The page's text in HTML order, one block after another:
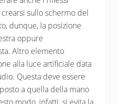
sullo schermo del
dunque, la posizione
oppure
Altro elemento
alla luce artificiale data
Questa deve essere
a quella della mano